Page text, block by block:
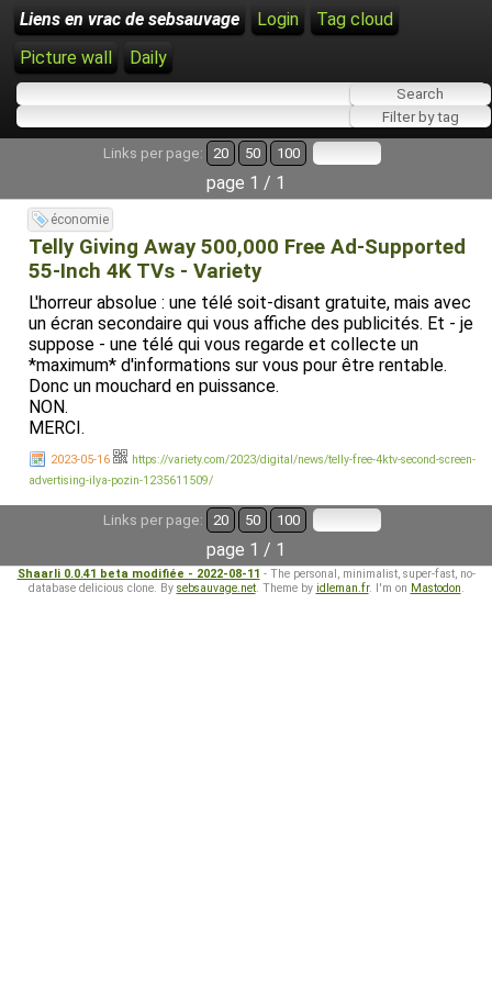
Liens en vrac de sebsauvage Login
Tag cloud
Picture wall
Daily
Links per page: 20 50 100
page 1 / 1
économie
Telly Giving Away 500,000 Free Ad-Supported
55-Inch 4K TVs - Variety
L'horreur absolue : une télé soit-disant gratuite, mais avec
un écran secondaire qui vous affiche des publicités. Et - je
suppose - une télé qui vous regarde et collecte un
*maximum* d'informations sur vous pour être rentable.
Donc un mouchard en puissance.
NON.
MERCI.
2023-05-16
https://variety.com/2023/digital/news/telly-free-4ktv-second-screen-
advertising-ilya-pozin-1235611509/
Links per page: 20 50 100
page 1 / 1
Shaarli 0.0.41 beta modifiée - 2022-08-11 - The personal, minimalist, super-fast, no-
database delicious clone. By sebsauvage.net. Theme by idleman.fr. I'm on Mastodon.